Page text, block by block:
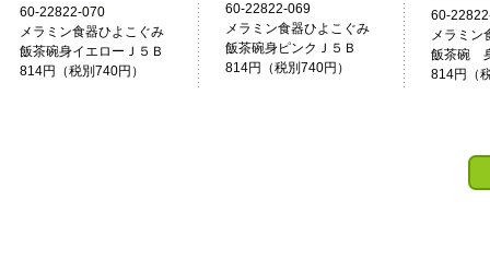
60-22822-070
メラミン食器ひよこぐみ
飯茶碗身イエローＪ５Ｂ
814円（税別740円）
60-22822-069
メラミン食器ひよこぐみ
飯茶碗身ピンクＪ５Ｂ
814円（税別740円）
60-
メラミン
飯茶碗
814円（